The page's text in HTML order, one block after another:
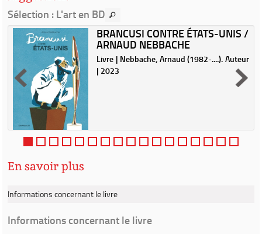
Sélection : L'art en BD
BRANCUSI CONTRE ÉTATS-UNIS /
ARNAUD NEBBACHE
Livre | Nebbache, Arnaud (1982-....). Auteur
| 2023
En savoir plus
Informations concernant le livre
Informations concernant le livre